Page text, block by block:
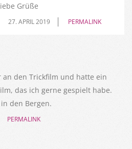
Grüße
27. APRIL 2019 PERMALINK
den Trickfilm und hatte ein
das ich gerne gespielt habe.
den Bergen.
PERMALINK